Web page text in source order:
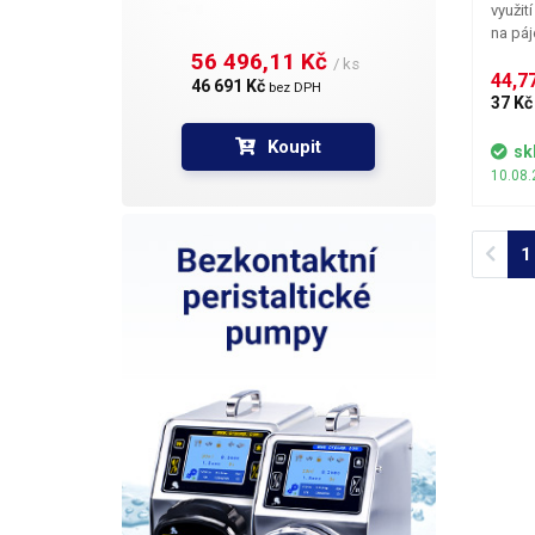
56 496,11 Kč / ks
46 691 Kč bez DPH
Koupit
na
čip
37 Kč
1